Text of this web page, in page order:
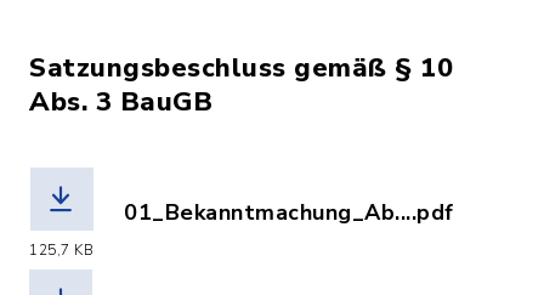
Satzungsbeschluss gemäß § 10
Abs. 3 BauGB
125,7 KB
01_Bekanntmachung_Ab....pdf